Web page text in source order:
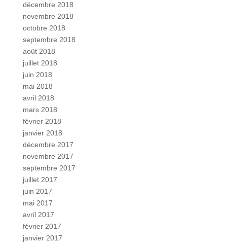
décembre 2018
novembre 2018
octobre 2018
septembre 2018
août 2018
juillet 2018
juin 2018
mai 2018
avril 2018
mars 2018
février 2018
janvier 2018
décembre 2017
novembre 2017
septembre 2017
juillet 2017
juin 2017
mai 2017
avril 2017
février 2017
janvier 2017